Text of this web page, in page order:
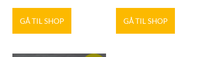
GÅ TIL SHOP GÅ TIL SHOP